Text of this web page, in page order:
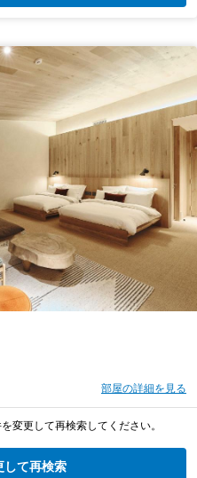
部屋の詳細を見る
変更して再検索してください。
して再検索